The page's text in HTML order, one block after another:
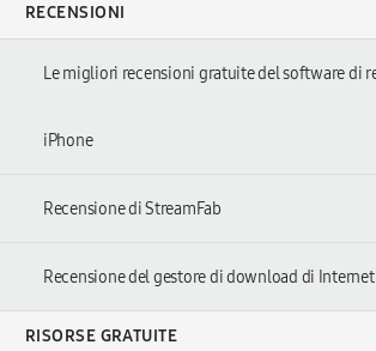
RECENSIONI
Le migliori recensioni gratuite del software di
iPhone
Recensione di StreamFab
Recensione del gestore di download di Internet
RISORSE GRATUITE